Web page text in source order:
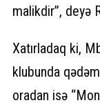
malikdir”, deyə
Xatırladaq ki,
klubunda
oradan isə